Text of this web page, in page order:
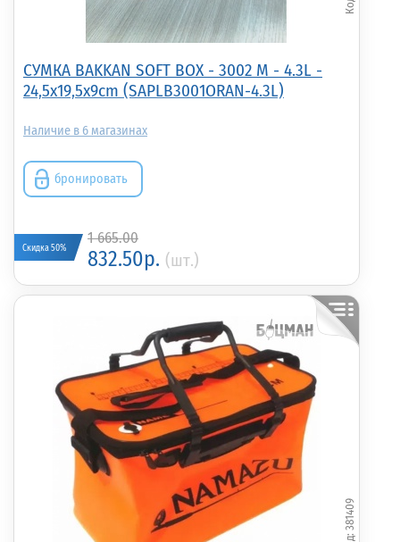
СУМКА BAKKAN SOFT BOX - 3002 M - 4.3L -
24,5x19,5x9cm (SAPLB3001ORAN-4.3L)
6
бронировать
Скидка 50%
1 665.00
832.50р. (шт.)
381409